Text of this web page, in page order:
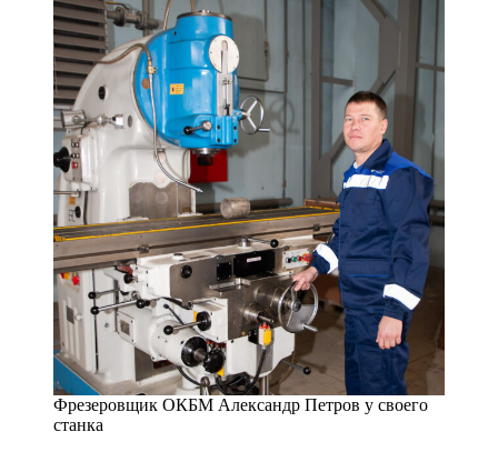
Фрезеровщик ОКБМ Александр Петров у своего
станка